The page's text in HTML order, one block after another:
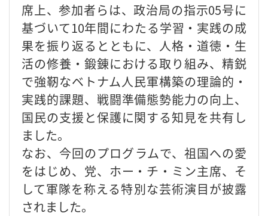
席上、参加者らは、政治局の指示05号に
基づいて10年間にわたる学習・実践の成
果を振り返るとともに、人格・道徳・生
活の修養・鍛錬における取り組み、精鋭
で強靭なベトナム人民軍構築の理論的・
実践的課題、戦闘準備態勢能力の向上、
国民の支援と保護に関する知見を共有し
ました。
なお、今回のプログラムで、祖国への愛
をはじめ、党、ホー・チ・ミン主席、そ
して軍隊を称える特別な芸術演目が披露
されました。